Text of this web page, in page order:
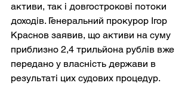
активи, так і довгострокові потоки
доходів. Генеральний прокурор Ігор
Краснов заявив, що активи на суму
приблизно 2,4 трильйона рублів вже
передано у власність держави в
результаті цих судових процедур.